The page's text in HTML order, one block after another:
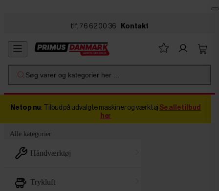
tlf. 76 62 00 36 Kontakt
Søg varer og kategorier her ...
Netop nu: Tilbud på udvalgte maskiner og værktøj Se alle tilbud
her
Alle kategorier
håndværktøj
trykluft